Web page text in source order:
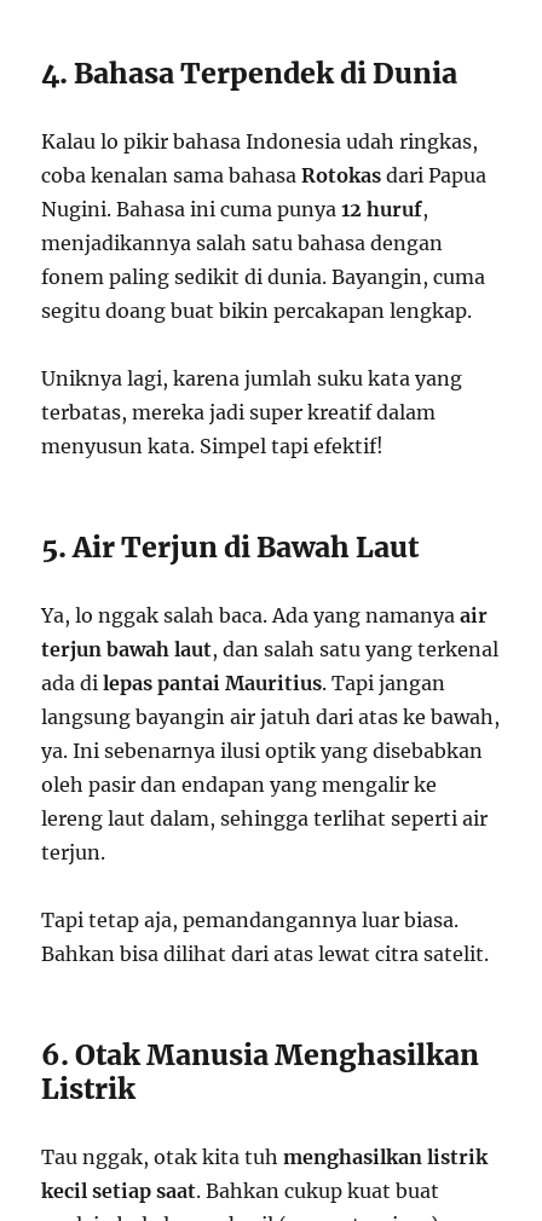
4. Bahasa Terpendek di Dunia
Kalau lo pikir bahasa Indonesia udah ringkas,
coba kenalan sama bahasaRotokas dari Papua
Nugini. Bahasa ini cuma punya12 huruf,
menjadikannya salah satu bahasa dengan
fonem paling sedikit di dunia. Bayangin, cuma
segitu doang buat bikin percakapan lengkap.
Uniknya lagi, karena jumlah suku kata yang
terbatas, mereka jadi super kreatif dalam
menyusun kata. Simpel tapi efektif!
5. Air Terjun di Bawah Laut
Ya, lo nggak salah baca. Ada yang namanyaair
terjun bawah laut, dan salah satu yang terkenal
ada dilepas pantai Mauritius. Tapi jangan
langsung bayangin air jatuh dari atas ke bawah,
ya. Ini sebenarnya ilusi optik yang disebabkan
oleh pasir dan endapan yang mengalir ke
lereng laut dalam, sehingga terlihat seperti air
terjun.
Tapi tetap aja, pemandangannya luar biasa.
Bahkan bisa dilihat dari atas lewat citra satelit.
6. Otak Manusia Menghasilkan
Listrik
Tau nggak, otak kita tuhmenghasilkan listrik
kecil setiap saat. Bahkan cukup kuat buat